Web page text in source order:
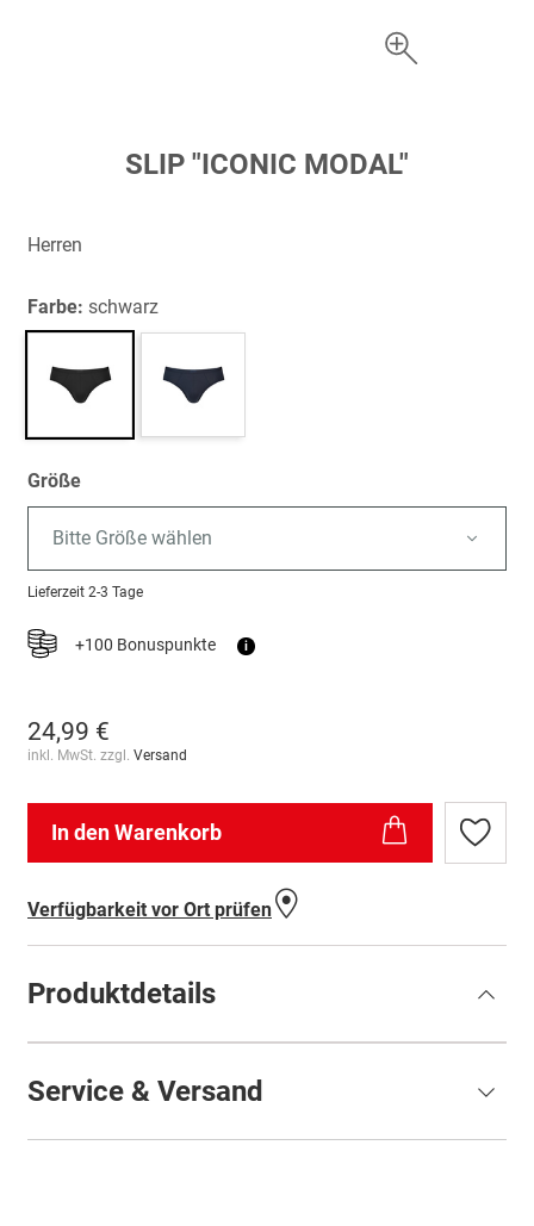
springen
SLIP "ICONIC MODAL"
Herren
Farbe: schwarz
Größe
Bitte Größe wählen
Lieferzeit 2-3 Tage
+100 Bonuspunkte i
24,99 €
inkl. MwSt. zzgl. Versand
In den Warenkorb
Zur
Verfügbarkeit vor Ort prüfen
Produktdetails
Service & Versand